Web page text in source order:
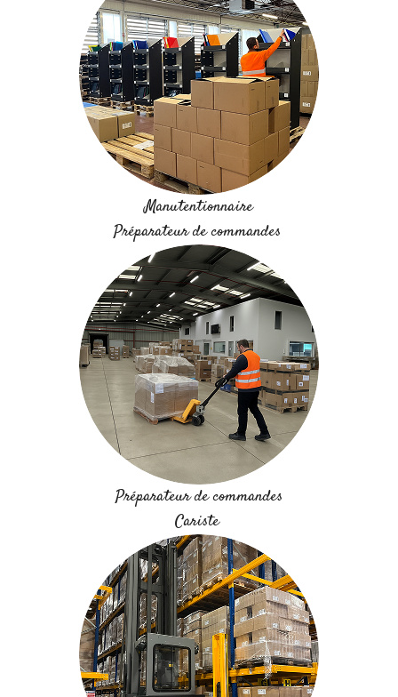
Manutentionnaire
Préparateur de commandes
Préparateur de commandes
Cariste